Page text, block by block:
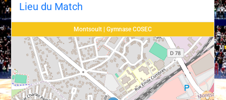
Lieu du Match
Montsoult | Gymnase COSEC